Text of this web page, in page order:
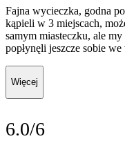
Fajna wycieczka, godna
kąpieli w 3 miejscach,
samym miasteczku, ale
popłynęli jeszcze sobie we
Więcej
6.0/6